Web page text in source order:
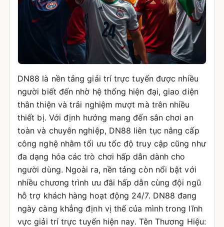
DN88 là nền tảng giải trí trực tuyến được nhiều
người biết đến nhờ hệ thống hiện đại, giao diện
thân thiện và trải nghiệm mượt mà trên nhiều
thiết bị. Với định hướng mang đến sân chơi an
toàn và chuyên nghiệp, DN88 liên tục nâng cấp
công nghệ nhằm tối ưu tốc độ truy cập cũng như
đa dạng hóa các trò chơi hấp dẫn dành cho
người dùng. Ngoài ra, nền tảng còn nổi bật với
nhiều chương trình ưu đãi hấp dẫn cùng đội ngũ
hỗ trợ khách hàng hoạt động 24/7. DN88 đang
ngày càng khẳng định vị thế của mình trong lĩnh
vực giải trí trực tuyến hiện nay. Tên Thương Hiệu: